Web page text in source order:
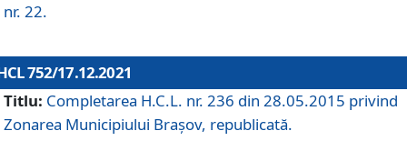
nr. 22.
752/17.12.2021
Titlu: Completarea H.C.L. nr. 236 din 28.05.2015 privind
Zonarea Municipiului Braşov, republicată.